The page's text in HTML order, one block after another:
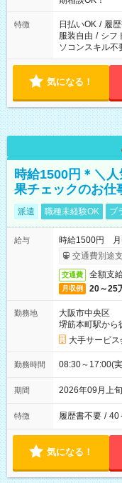
特徴 日払いOK / 履
服装自由 / シフ
ソコンスキル不
気になる！
時給1500円＊＼
果チェックのお仕
派遣 職種未経験OK ブ
給与
時給1500円 月
交通費別途
交通費 全額支
月収例 20～25
勤務地
大阪市中央区
堺筋本町駅から
大手サービス
勤務時間 08:30～17:00(
期間 2026年09月上
特徴 履歴書不要 / 40
気になる！